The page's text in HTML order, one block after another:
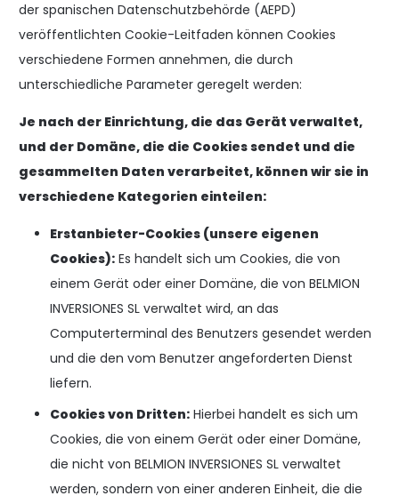
der spanischen Datenschutzbehörde (AEPD)
veröffentlichten Cookie-Leitfaden können Cookies
verschiedene Formen annehmen, die durch
unterschiedliche Parameter geregelt werden:
Je nach der Einrichtung, die das Gerät verwaltet,
und der Domäne, die die Cookies sendet und die
gesammelten Daten verarbeitet, können wir sie in
verschiedene Kategorien einteilen:
Erstanbieter-Cookies (unsere eigenen
Cookies): Es handelt sich um Cookies, die von
einem Gerät oder einer Domäne, die von BELMION
INVERSIONES SL verwaltet wird, an das
Computerterminal des Benutzers gesendet werden
und die den vom Benutzer angeforderten Dienst
liefern.
Cookies von Dritten: Hierbei handelt es sich um
Cookies, die von einem Gerät oder einer Domäne,
die nicht von BELMION INVERSIONES SL verwaltet
werden, sondern von einer anderen Einheit, die die